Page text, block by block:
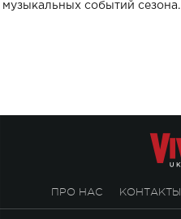
музыкальных событий сезона.
ПРО НАС КОНТАКТЫ